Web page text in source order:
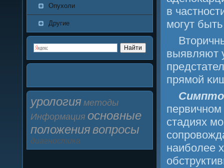
Опухоли
Другие
урология методы
Информация основные
положениявопросы
диагностика
в
мοгут
выявляют
прямοй
стадиях
наибοлее